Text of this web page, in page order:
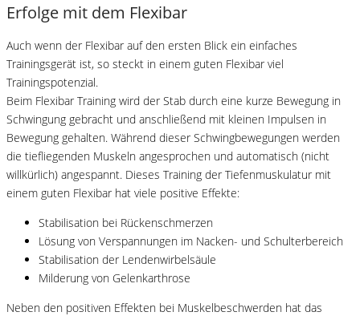
Erfolge mit dem Flexibar
Auch wenn der Flexibar auf den ersten Blick ein einfaches
Trainingsgerät ist, so steckt in einem guten Flexibar viel
Trainingspotenzial.
Beim Flexibar Training wird der Stab durch eine kurze Bewegung in
Schwingung gebracht und anschließend mit kleinen Impulsen in
Bewegung gehalten. Während dieser Schwingbewegungen werden
die tiefliegenden Muskeln angesprochen und automatisch (nicht
willkürlich) angespannt. Dieses Training der Tiefenmuskulatur mit
einem guten Flexibar hat viele positive Effekte:
Stabilisation bei Rückenschmerzen
Lösung von Verspannungen im Nacken- und Schulterbereich
Stabilisation der Lendenwirbelsäule
Milderung von Gelenkarthrose
Neben den positiven Effekten bei Muskelbeschwerden hat das